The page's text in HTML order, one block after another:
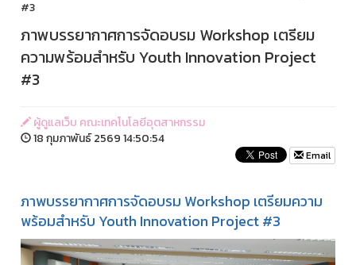
#3
ภาพบรรยากาศการจัดอบรม Workshop เตรียม
ความพร้อมสำหรับ Youth Innovation Project
#3
ผู้ดูแลเว็บ คณะเทคโนโลยีอุตสาหกรรม
18 กุมภาพันธ์ 2569 14:50:54
Email
ภาพบรรยากาศการจัดอบรม Workshop เตรียมความ
พร้อมสำหรับ Youth Innovation Project #3